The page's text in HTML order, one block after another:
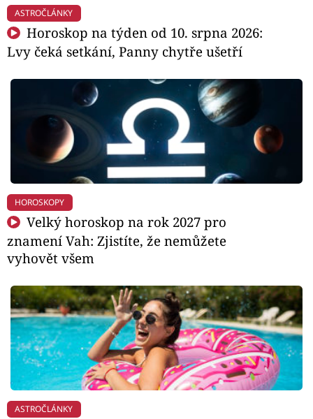
ASTROČLÁNKY
Horoskop na týden od 10. srpna 2026:
Lvy čeká setkání, Panny chytře ušetří
HOROSKOPY
Velký horoskop na rok 2027 pro
znamení Vah: Zjistíte, že nemůžete
vyhovět všem
ASTROČLÁNKY